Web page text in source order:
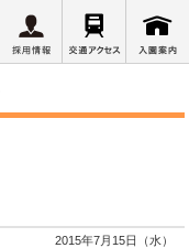
2015年7月15日（水）